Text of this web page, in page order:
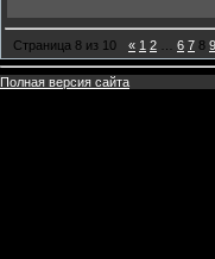
Страница 8 из 10 « 1 2 6 7 8 9
Полная версия сайта